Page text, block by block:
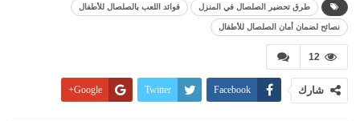
طرق تحضير الصلصال في المنزل فوائد اللعب بالصلصال للأطفال
نصائح لضمان أمان الصلصال للأطفال
12
شارك Facebook
Twitter
Google+